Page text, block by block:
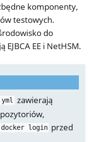
komponenty,
testowych.
do
EE i NetHSM.
zawierają
docker login przed